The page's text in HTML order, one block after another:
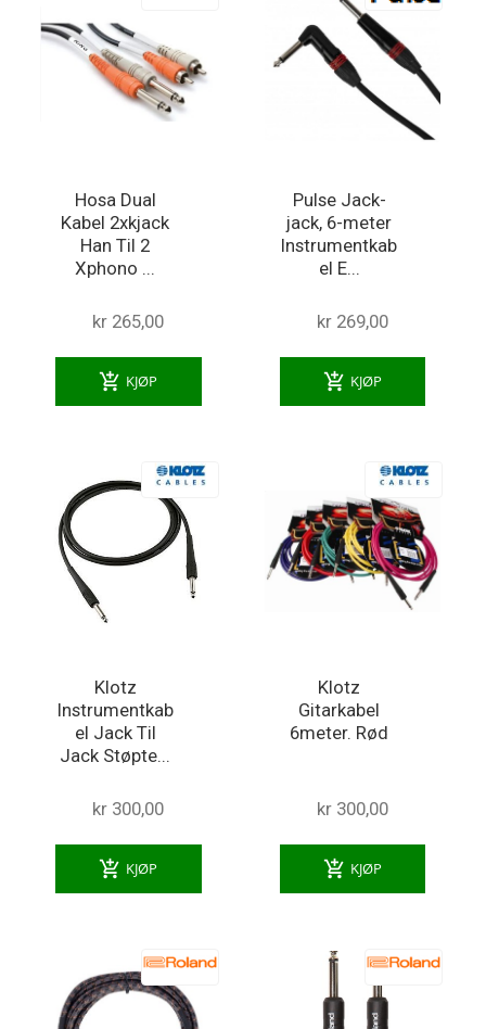
Hosa Dual
Kabel 2xkjack
Han Til 2
Xphono ...
kr 265,00
add_shopping_cart KJØP
Pulse Jack-
jack, 6-meter
Instrumentkab
el E...
kr 269,00
add_shopping_cart KJØP
Klotz
Instrumentkab
el Jack Til
Jack Støpte...
kr 300,00
add_shopping_cart KJØP
Klotz
Gitarkabel
6meter. Rød
kr 300,00
add_shopping_cart KJØP